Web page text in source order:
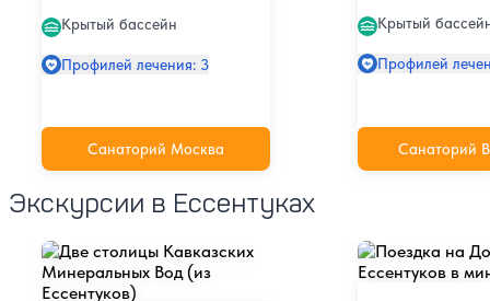
Крытый бассейн
Профилей лечения: 3
Санаторий Москва
Крытый
Профилей
Санаторий
Экскурсии в Ессентуках